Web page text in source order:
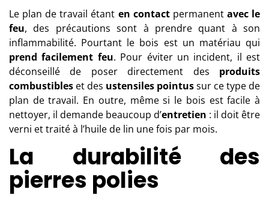
Le plan de travail étant en contactpermanent avec le
feu, des précautions sont à prendre quant à son
inflammabilité. Pourtant le bois est un matériau qui
prend facilement feu. Pour éviter un incident, il est
déconseillé de poser directement des produits
combustibles et des ustensiles pointussur ce type de
plan de travail. En outre, même si le bois est facile à
nettoyer, il demande beaucoup d’entretien : il doit être
verni et traité à l’huile de lin une fois par mois.
La durabilité des
pierres polies